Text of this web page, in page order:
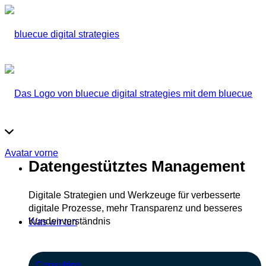
Was wir tun
Datengestütztes Management
Digitale Strategien und Werkzeuge für verbesserte
digitale Prozesse, mehr Transparenz und besseres
Kundenverständnis